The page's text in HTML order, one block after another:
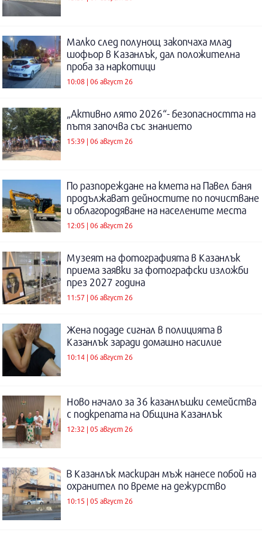
Малко след полунощ закопчаха млад
шофьор в Казанлък, дал положителна
проба за наркотици
10:08 | 06 август 26
„Активно лято 2026“- безопасността на
пътя започва със знанието
15:39 | 06 август 26
По разпореждане на кмета на Павел баня
продължават дейностите по почистване
и облагородяване на населените места
12:05 | 06 август 26
Музеят на фотографията в Казанлък
приема заявки за фотографски изложби
през 2027 година
11:57 | 06 август 26
Жена подаде сигнал в полицията в
Казанлък заради домашно насилие
10:14 | 06 август 26
Ново начало за 36 казанлъшки семейства
с подкрепата на Община Казанлък
12:32 | 05 август 26
В Казанлък маскиран мъж нанесе побой на
охранител по време на дежурство
10:15 | 05 август 26